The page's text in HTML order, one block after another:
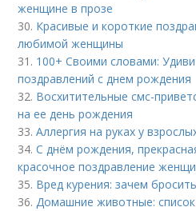
женщине в прозе
30. Красивые и короткие
любимой женщины
31. 100+ Своими словами:
поздравлений с днем рождения
32. Восхитительные смс-
на ее день рождения
33.Аллергия на руках у
34.С днём рождения,
красочное поздравление
35. Вред курения: зачем
36.Домашние животные: